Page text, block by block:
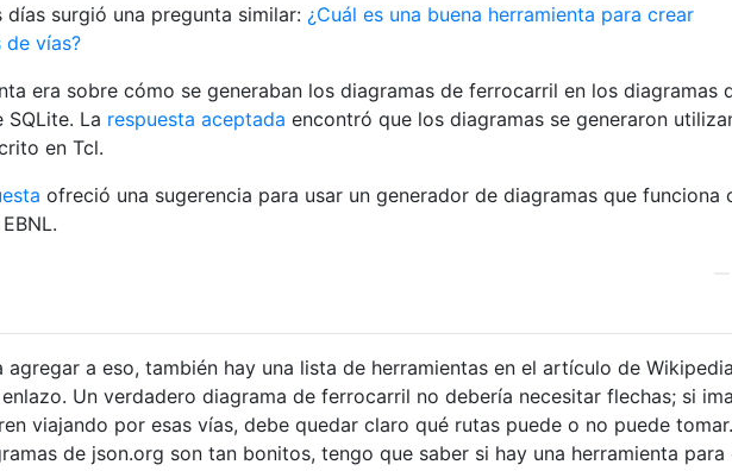
días surgió una pregunta similar: ¿Cuál es una buena herramienta para crear
de vías?
era sobre cómo se generaban los diagramas de ferrocarril en los diagramas
SQLite. La respuesta aceptada encontró que los diagramas se generaron
en Tcl.
ofreció una sugerencia para usar un generador de diagramas que funciona
agregar a eso, también hay una lista de herramientas en el artículo de
Un verdadero diagrama de ferrocarril no debería necesitar flechas; si
viajando por esas vías, debe quedar claro qué rutas puede o no puede
de json.org son tan bonitos, tengo que saber si hay una herramienta para